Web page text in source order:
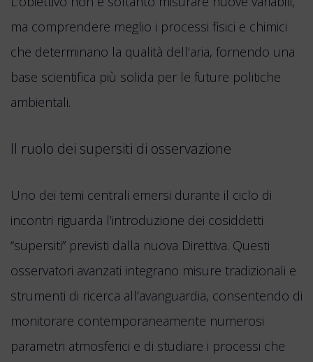
ma comprendere meglio i processi fisici e chimici
che determinano la qualità dell’aria, fornendo una
base scientifica più solida per le future politiche
ambientali.
Il ruolo dei supersiti di osservazione
Uno dei temi centrali emersi durante il ciclo di
incontri riguarda l’introduzione dei cosiddetti
“supersiti” previsti dalla nuova Direttiva. Questi
osservatori avanzati integrano misure tradizionali e
strumenti di ricerca all’avanguardia, consentendo di
monitorare contemporaneamente numerosi
parametri atmosferici e di studiare i processi che